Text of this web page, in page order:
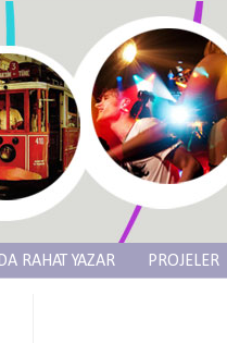
RAHAT YAZAR PROJELER